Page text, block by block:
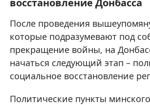
восстановление Донбасса
После проведения
которые подразумевают под
прекращение войны, на
начаться следующий этап –
социальное восстановление
Политические пункты